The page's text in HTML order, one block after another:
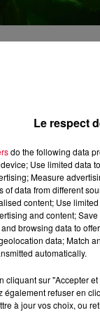
Angleterre.
leurs prix ?
NTIA (NightTime
clubs et
coûts
liées à la
salaires.Pour
de « tempête
en France,
Le respect
do the following data
Use limited data
Measure
of data from different
content; Use
and content;
browsing data to
data; Match
automatically.
cliquant sur "Accepter
également refuser en
à jour vos choix, ou